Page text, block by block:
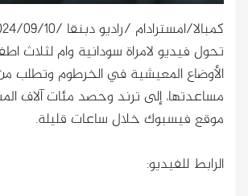
كمبالا/امسترادام /راديو دبنقا /2024/09/10
تحول فيديو لامراة سودانية وام لثلاث
الأوضاع المعيشية في الخرطوم وتطلب
مساعدتها، إلى ترند وحصد مئات آلاف
موقع فيسبوك خلال ساعات قليلة.
الرابط للفيديو: